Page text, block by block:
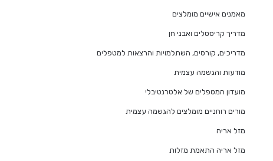
מאמנים אישיים מומלצים
מדריך קריסטלים ואבני חן
מדריכים, קורסים, השתלמויות והרצאות למטפלים
מודעות והגשמה עצמית
מועדון המטפלים של אלטרנטיבלי
מורים רוחניים מומלצים להגשמה עצמית
מזל אריה
מזל אריה התאמת מזלות